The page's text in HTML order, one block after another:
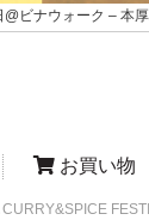
ビナウォーク – 本
お買い物